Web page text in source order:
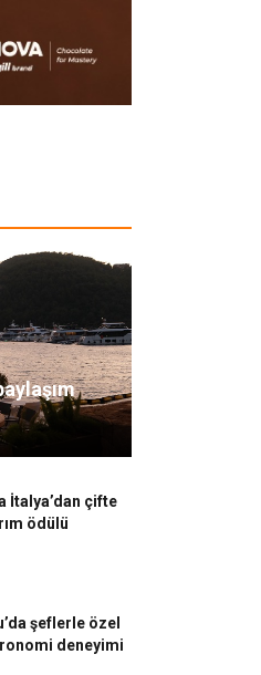
İtalya’dan çifte
ödülü
şeflerle özel
deneyimi